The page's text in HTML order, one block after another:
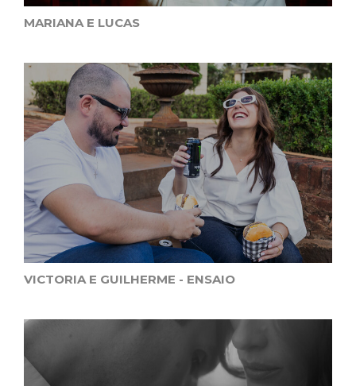
MARIANA E LUCAS
VICTORIA E GUILHERME - ENSAIO